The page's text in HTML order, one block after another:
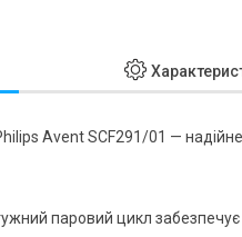
Avent SCF291/01 —
паровий цикл забезпечує